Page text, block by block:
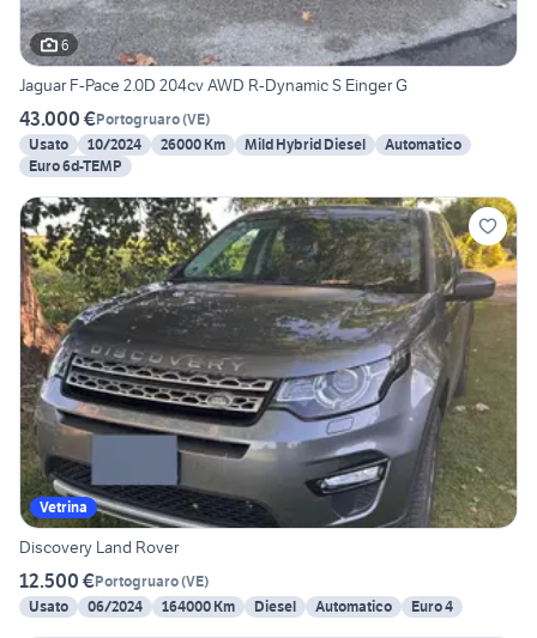
6
Jaguar F-Pace 2.0D 204cv AWD R-Dynamic S Einger G
43.000 €Portogruaro(VE)
Usato
10/2024 26000 Km Mild Hybrid Diesel
Automatico
Euro 6d-TEMP
Vetrina
Discovery Land Rover
12.500 €Portogruaro(VE)
Usato
06/2024 164000 Km Diesel Automatico Euro 4